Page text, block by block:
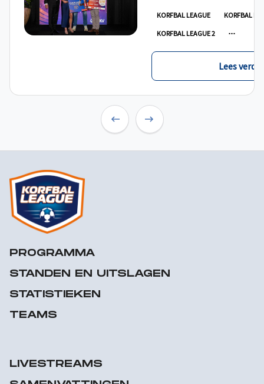
KORFBAL LEAGUE KORFBAL
KORFBAL LEAGUE 2
Lees verder
PROGRAMMA
STANDEN EN UITSLAGEN
STATISTIEKEN
TEAMS
LIVESTREAMS